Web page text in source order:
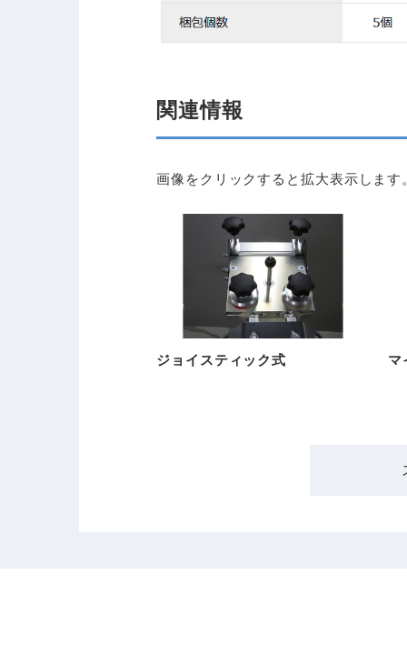
関連情報
画像をクリックすると拡大表示します
ジョイスティック式 マ